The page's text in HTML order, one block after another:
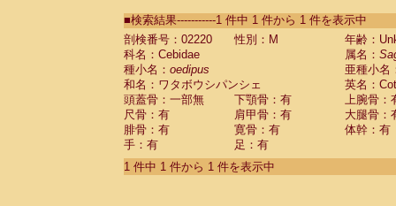
CebidaeSaguinus labiatus(0)
Cebidae Saguinus leucopus (0)
Cebidae
Cebidae
CebidaeSaguinus nigricollis (0)
Cebidae Saguinus oedipus
Cebidae Saguinus weddelli
Cebidae Saguinusspp.
Cebidae Aotus trivirgatus
Cebidae Cebus albifrons
■検索結果-----------1 件中 1 件から 1 件を表示中
剖検番号：02220
性別：M
年齢：
科名：Cebidae
属名：
種小名： oedipus
亜種小名
和名：ワタボウシパンシェ
英名：
頭蓋骨：一部無
下顎骨：有
上腕骨：
尺骨：有
肩甲骨：有
大腿骨：
腓骨：有
寛骨：有
体幹：有
手：有
足：有
1 件中 1 件から 1 件を表示中